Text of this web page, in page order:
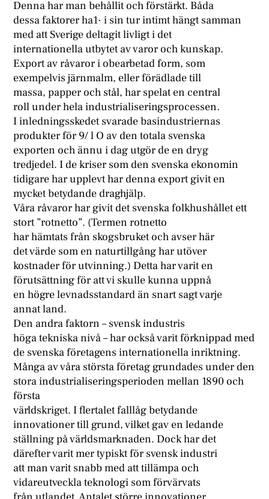
Denna har man behållit och förstärkt. Båda
dessa faktorer ha1· i sin tur intimt hängt samman
med att Sverige deltagit livligt i det
internationella utbytet av varor och kunskap.
Export av råvaror i obearbetad form, som
exempelvis järnmalm, eller förädlade till
massa, papper och stål, har spelat en central
roll under hela industrialiseringsprocessen.
I inledningsskedet svarade basindustriernas
produkter för 9/ l O av den totala svenska
exporten och ännu i dag utgör de en dryg
tredjedel. I de kriser som den svenska ekonomin
tidigare har upplevt har denna export givit en
mycket betydande draghjälp.
Våra råvaror har givit det svenska folkhushållet ett
stort ”rotnetto”. (Termen rotnetto
har hämtats från skogsbruket och avser här
det värde som en naturtillgång har utöver
kostnader för utvinning.) Detta har varit en
förutsättning för att vi skulle kunna uppnå
en högre levnadsstandard än snart sagt varje
annat land.
Den andra faktorn – svensk industris
höga tekniska nivå – har också varit förknippad med
de svenska företagens internationella inriktning.
Många av våra största företag grundades under den
stora industrialiseringsperioden mellan 1890 och
första
världskriget. I flertalet falllåg betydande
innovationer till grund, vilket gav en ledande
ställning på världsmarknaden. Dock har det
därefter varit mer typiskt för svensk industri
att man varit snabb med att tillämpa och
vidareutveckla teknologi som förvärvats